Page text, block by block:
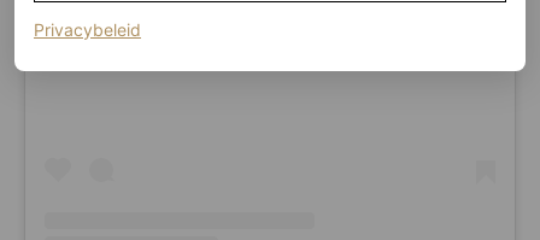
View this post on Instagram
Privacybeleid